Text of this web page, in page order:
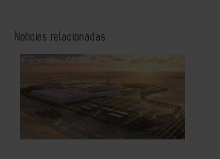
Noticias relacionadas